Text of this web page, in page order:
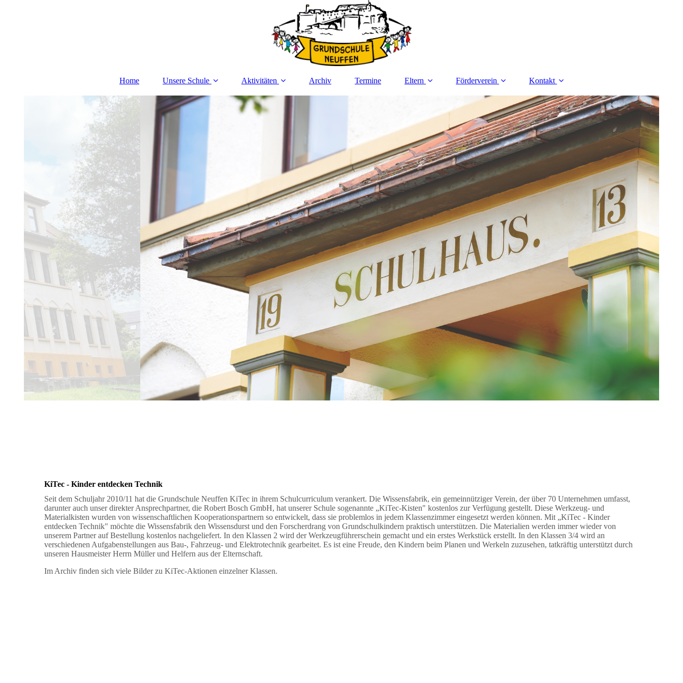
Home Unsere Schule Aktivitäten Archiv Termine Eltern Förderverein Kontakt
KiTec - Kinder entdecken Technik
Seit dem Schuljahr 2010/11 hat die Grundschule Neuffen KiTec in ihrem Schulcurriculum verankert. Die Wissensfabrik, ein gemeinnütziger Verein, der über 70 Unternehmen umfasst,
darunter auch unser direkter Ansprechpartner, die Robert Bosch GmbH, hat unserer Schule sogenannte „KiTec-Kisten" kostenlos zur Verfügung gestellt. Diese Werkzeug- und
Materialkisten wurden von wissenschaftlichen Kooperationspartnern so entwickelt, dass sie problemlos in jedem Klassenzimmer eingesetzt werden können. Mit „KiTec - Kinder
entdecken Technik" möchte die Wissensfabrik den Wissensdurst und den Forscherdrang von Grundschulkindern praktisch unterstützen. Die Materialien werden immer wieder von
unserem Partner auf Bestellung kostenlos nachgeliefert. In den Klassen 2 wird der Werkzeugführerschein gemacht und ein erstes Werkstück erstellt. In den Klassen 3/4 wird an
verschiedenen Aufgabenstellungen aus Bau-, Fahrzeug- und Elektrotechnik gearbeitet. Es ist eine Freude, den Kindern beim Planen und Werkeln zuzusehen, tatkräftig unterstützt durch
unseren Hausmeister Herrn Müller und Helfern aus der Elternschaft.
Im Archiv finden sich viele Bilder zu KiTec-Aktionen einzelner Klassen.